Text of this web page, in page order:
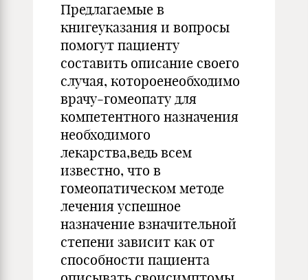
Предлагаемые в
книгеуказания и вопросы
помогут пациенту
составить описание своего
случая, котороенеобходимо
врачу-гомеопату для
компетентного назначения
необходимого
лекарства,ведь всем
известно, что в
гомеопатическом методе
лечения успешное
назначение взначительной
степени зависит как от
способности пациента